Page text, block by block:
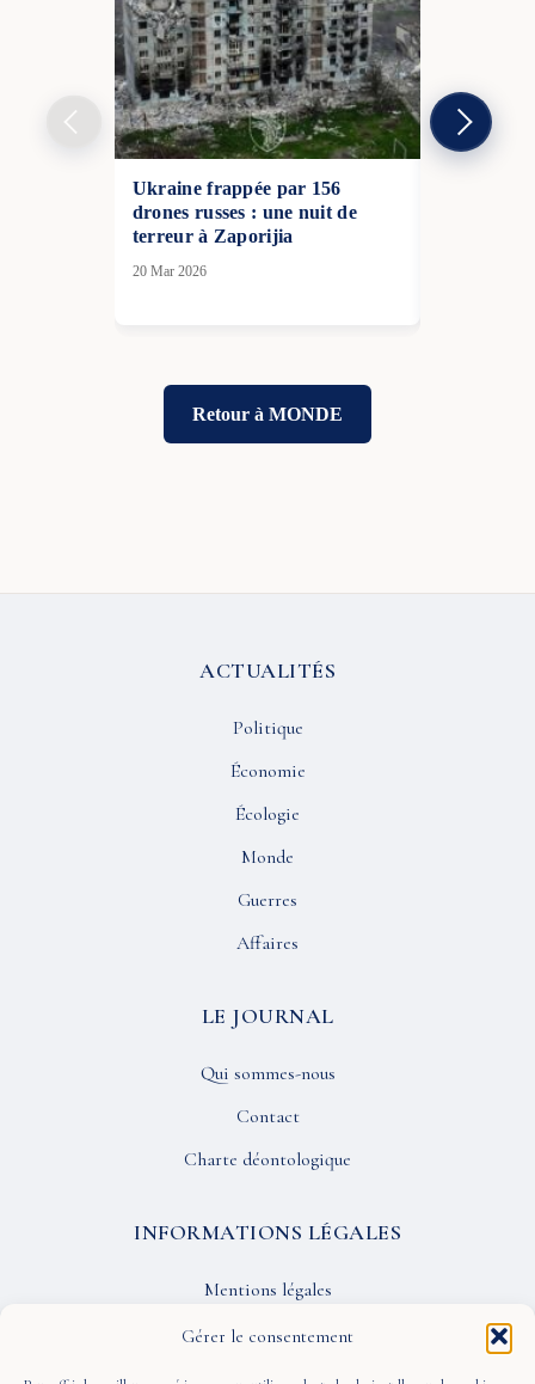
Gérer le consentement
Ukraine frappée par 156
drones russes : une nuit de
terreur à Zaporijia
20 Mar 2026
Retour à MONDE
ACTUALITÉS
Politique
Économie
Écologie
Monde
Guerres
Affaires
LE JOURNAL
Qui sommes-nous
Contact
Charte déontologique
INFORMATIONS LÉGALES
Mentions légales
Confidentialité
CGU